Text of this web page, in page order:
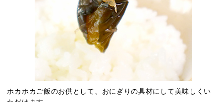
ホカホカご飯のお供として、おにぎりの具材にして美味しくい